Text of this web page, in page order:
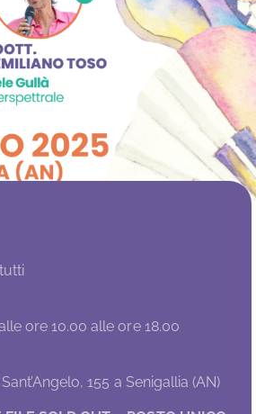
ore 10.00 alle ore 18.00
155 a Senigallia (AN)